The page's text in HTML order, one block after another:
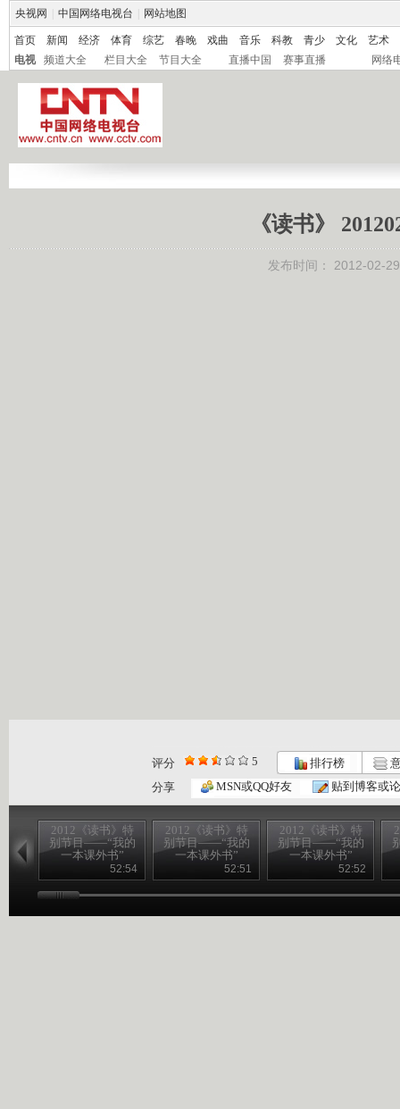
央视网 中国网络电视台 网站地图
首页 新闻 经济 体育 综艺 春晚 戏曲 音乐 科教 青少 文化
艺术
电视
频道大全 栏目大全 节目大全 直播中国 赛事直播 网络
《读书》
发布时间： 2012-02-
评分 5 排行榜
分享
MSN或QQ好友 贴到博客或
2012《读书》特
别节目——“我的
一本课外书”
2012082652:54
2012《读书》特
别节目——“我的
一本课外书”
2012082552:51
2012《读书》特
别节目——“我的
一本课外书”
2012082452:52